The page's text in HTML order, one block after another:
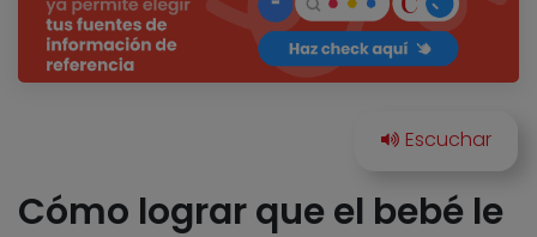
Cómo lograr que el bebé le